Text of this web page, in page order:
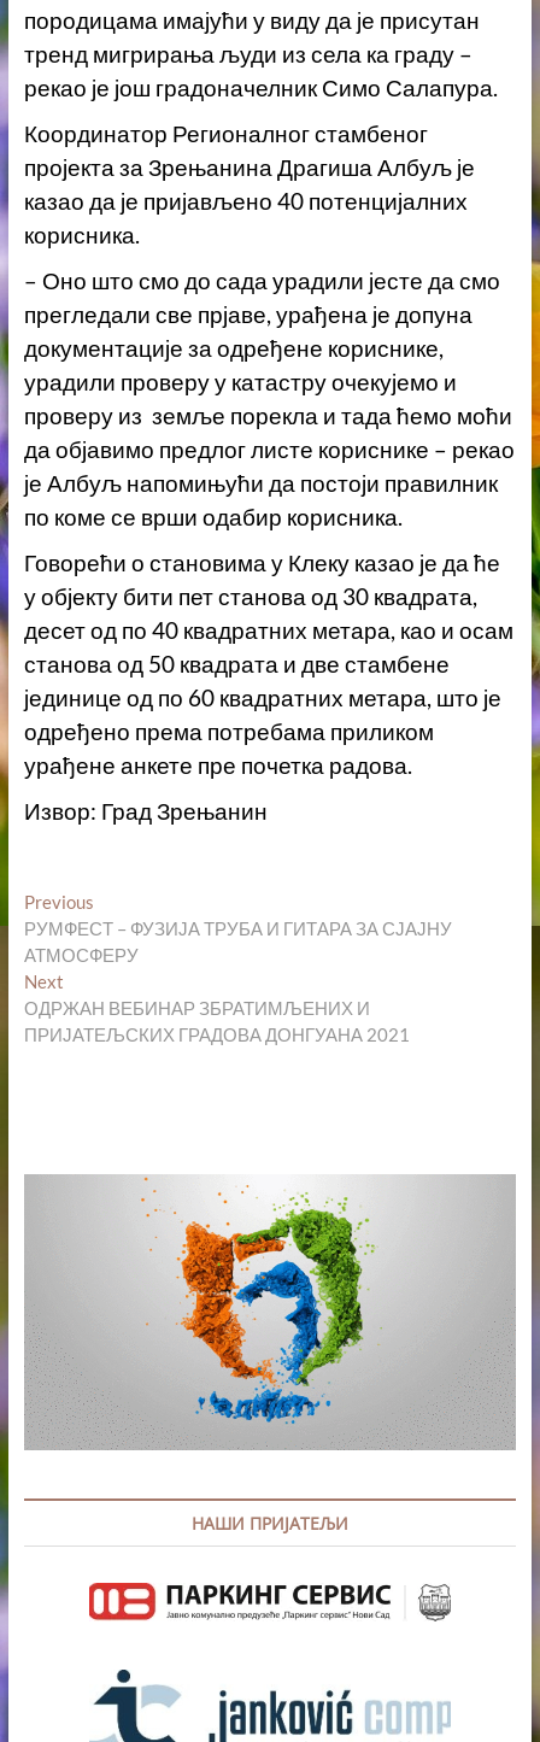
породицама имајући у виду да је присутан
тренд мигрирања људи из села ка граду –
рекао је још градоначелник Симо Салапура.
Координатор Регионалног стамбеног
пројекта за Зрењанина Драгиша Албуљ је
казао да је пријављено 40 потенцијалних
корисника.
– Оно што смо до сада урадили јесте да смо
прегледали све прјаве, урађена је допуна
документације за одређене кориснике,
урадили проверу у катастру очекујемо и
проверу из земље порекла и тада ћемо моћи
да објавимо предлог листе кориснике – рекао
је Албуљ напомињући да постоји правилник
по коме се врши одабир корисника.
Говорећи о становима у Клеку казао је да ће
у објекту бити пет станова од 30 квадрата,
десет од по 40 квадратних метара, као и осам
станова од 50 квадрата и две стамбене
јединице од по 60 квадратних метара, што је
одређено према потребама приликом
урађене анкете пре почетка радова.
Извор: Град Зрењанин
Кретање
чланка
PreviousPrevious
post:
РУМФЕСТ – ФУЗИЈА ТРУБА И ГИТАРА ЗА СЈАЈНУ
АТМОСФЕРУ
NextNext
post:
ОДРЖАН ВЕБИНАР ЗБРАТИМЉЕНИХ И
ПРИЈАТЕЉСКИХ ГРАДОВА ДОНГУАНА 2021
НАШИ ПРИЈАТЕЉИ